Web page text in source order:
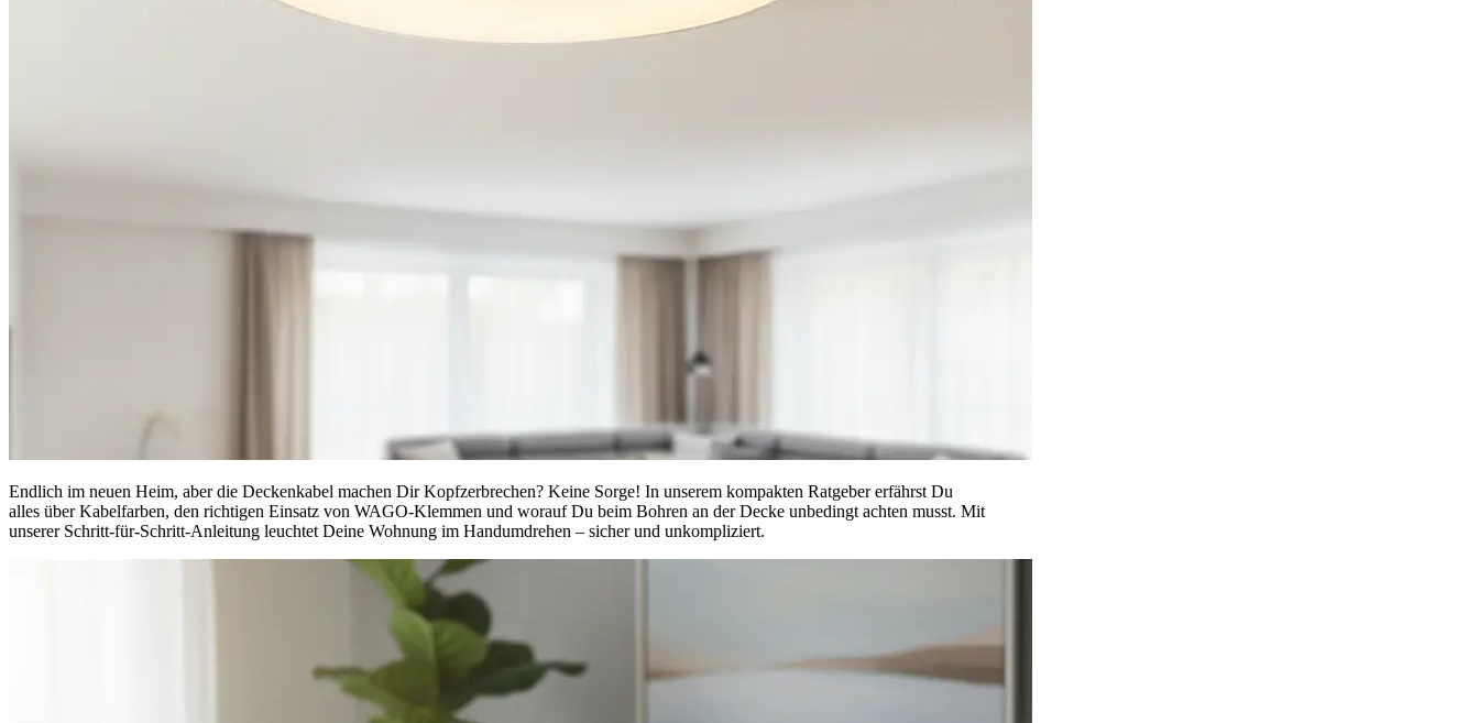
Endlich im neuen Heim, aber die Deckenkabel machen Dir Kopfzerbrechen? Keine Sorge! In unserem kompakten Ratgeber erfährst Du
alles über Kabelfarben, den richtigen Einsatz von WAGO-Klemmen und worauf Du beim Bohren an der Decke unbedingt achten musst. Mit
unserer Schritt-für-Schritt-Anleitung leuchtet Deine Wohnung im Handumdrehen – sicher und unkompliziert.